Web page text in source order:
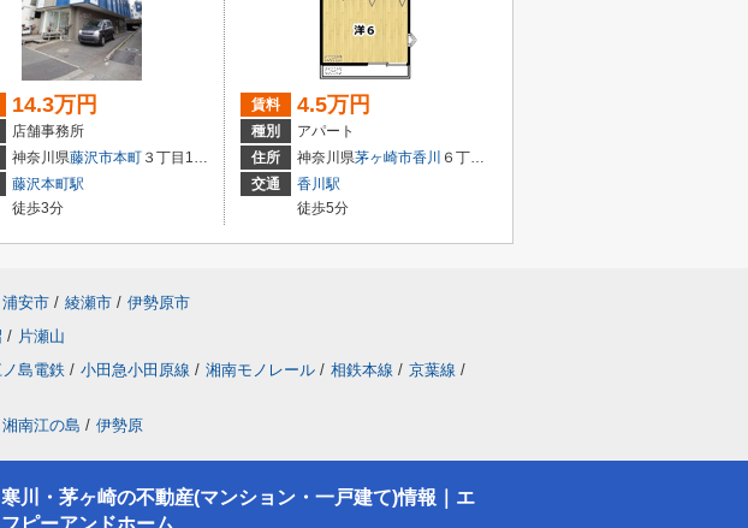
14.3万円
店舗事務所
神奈川県藤沢市本町 ３丁目17-16
藤沢本町駅
徒歩3分
賃料 4.5万円
種別
アパート
住所
神奈川県茅ヶ崎市香川 ６丁目16-4
交通
香川駅
徒歩5分
浦安市 / 綾瀬市 / 伊勢原市
/ 片瀬山
島電鉄 / 小田急小田原線 / 湘南モノレール / 相鉄本線 / 京葉線 /
湘南江の島 / 伊勢原
寒川・茅ヶ崎の不動産(マンション・一戸建て)情報｜エ
フピーアンドホーム